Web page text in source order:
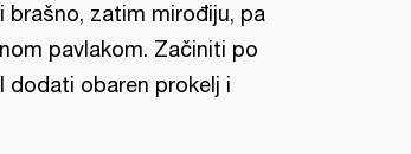
brašno, zatim mirođiju, pa
pavlakom. Začiniti po
dodati obaren prokelj i